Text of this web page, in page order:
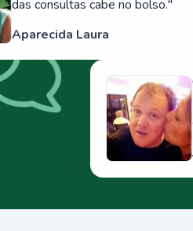
das consultas cabe no bolso."
Aparecida Laura